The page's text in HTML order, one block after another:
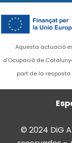
Aquesta actuació
d'Ocupació de
part de la resposta
© 2024 DiG